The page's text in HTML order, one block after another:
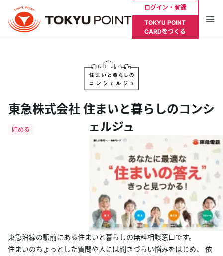
ログイン・登録
TOKYU POINT
CARDをつくる
Tokyu Plusへログインが必要です
トップ
ランクアッププログラム
東急株式会社 住まいと暮らしのコンシ
ェルジュ
東急沿線の駅前にある住まいと暮らしの無料相談窓口です。
住まいのちょっとした質問や人には聞きづらい悩みをはじめ、 依